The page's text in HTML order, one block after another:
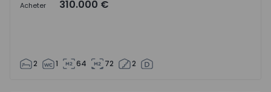
Acheter 310.000 €
2 1 64 72 2